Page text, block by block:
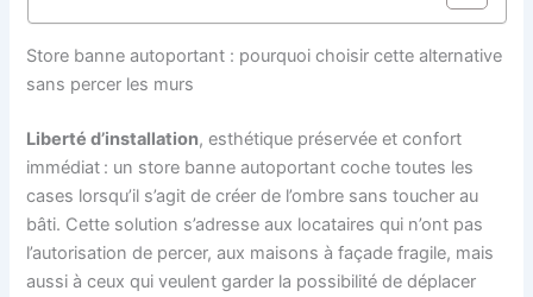
Store banne autoportant : pourquoi choisir cette alternative
sans percer les murs
Liberté d’installation, esthétique préservée et confort
immédiat : un store banne autoportant coche toutes les
cases lorsqu’il s’agit de créer de l’ombre sans toucher au
bâti. Cette solution s’adresse aux locataires qui n’ont pas
l’autorisation de percer, aux maisons à façade fragile, mais
aussi à ceux qui veulent garder la possibilité de déplacer